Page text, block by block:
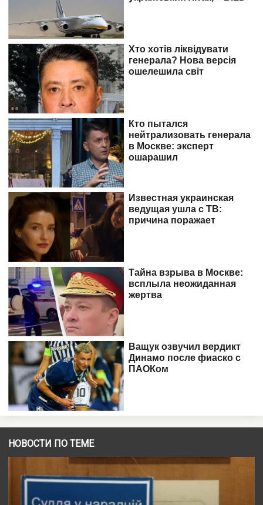
НОВОСТИ ПО ТЕМЕ